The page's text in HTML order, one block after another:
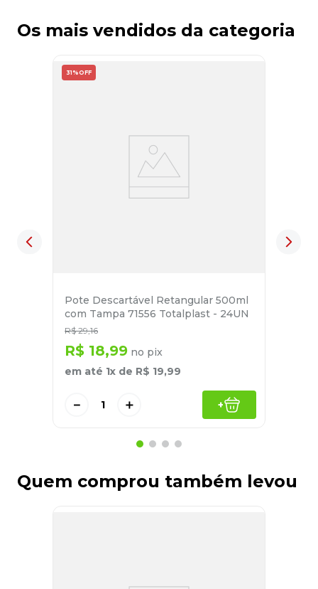
Os mais vendidos da categoria
31% OFF
Pote Descartável Retangular 500ml
com Tampa 71556 Totalplast - 24UN
R$ 29,16
R$ 18,99 no pix
em até 1x de R$ 19,99
＋
－ +
Quem comprou também levou